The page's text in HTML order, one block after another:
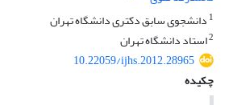
1 دانشجوی سابق دکتری دانشگاه تهران
2استاد دانشگاه تهران
10.22059/ijhs.2012.28965
چکیده